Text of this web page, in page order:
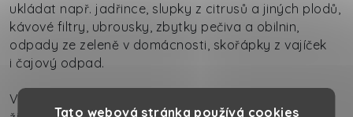
Tato webová stránka používá cookies
ukládat např. jadřince, slupky z citrusů a jiných plodů,
kávové filtry, ubrousky, zbytky pečiva a obilnin,
odpady ze zeleně v domácnosti, skořápky z vajíček
i čajový odpad.
V žádném případě do těchto nádob nepatří žádné